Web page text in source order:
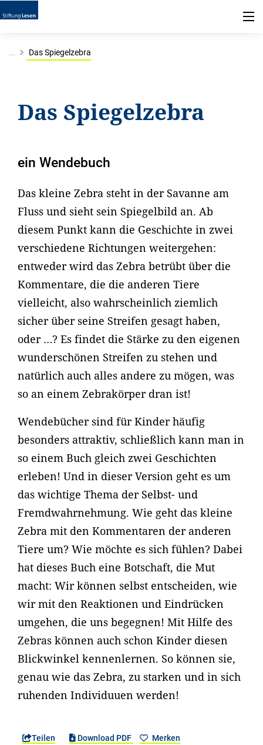
... Das Spiegelzebra
Das Spiegelzebra
ein Wendebuch
Das kleine Zebra steht in der Savanne am
Fluss und sieht sein Spiegelbild an. Ab
diesem Punkt kann die Geschichte in zwei
verschiedene Richtungen weitergehen:
entweder wird das Zebra betrübt über die
Kommentare, die die anderen Tiere
vielleicht, also wahrscheinlich ziemlich
sicher über seine Streifen gesagt haben,
oder …? Es findet die Stärke zu den eigenen
wunderschönen Streifen zu stehen und
natürlich auch alles andere zu mögen, was
so an einem Zebrakörper dran ist!
Wendebücher sind für Kinder häufig
besonders attraktiv, schließlich kann man in
so einem Buch gleich zwei Geschichten
erleben! Und in dieser Version geht es um
das wichtige Thema der Selbst- und
Fremdwahrnehmung. Wie geht das kleine
Zebra mit den Kommentaren der anderen
Tiere um? Wie möchte es sich fühlen? Dabei
hat dieses Buch eine Botschaft, die Mut
macht: Wir können selbst entscheiden, wie
wir mit den Reaktionen und Eindrücken
umgehen, die uns begegnen! Mit Hilfe des
Zebras können auch schon Kinder diesen
Blickwinkel kennenlernen. So können sie,
genau wie das Zebra, zu starken und in sich
ruhenden Individuuen werden!
Teilen Download PDF Merken